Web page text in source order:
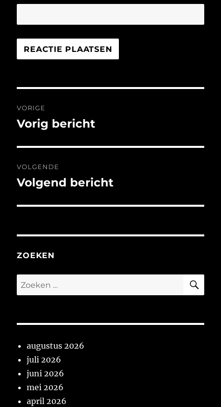
navigatie
VORIGE
Vorig
Vorig bericht
VOLGENDE
Volgend
Volgend bericht
ZOEKEN
Zoeken
naar:
augustus 2026
juli 2026
juni 2026
mei 2026
april 2026